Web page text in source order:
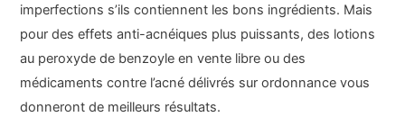
imperfections s’ils contiennent les bons ingrédients. Mais
pour des effets anti-acnéiques plus puissants, des lotions
au peroxyde de benzoyle en vente libre ou des
médicaments contre l’acné délivrés sur ordonnance vous
donneront de meilleurs résultats.